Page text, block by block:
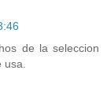
de la seleccion